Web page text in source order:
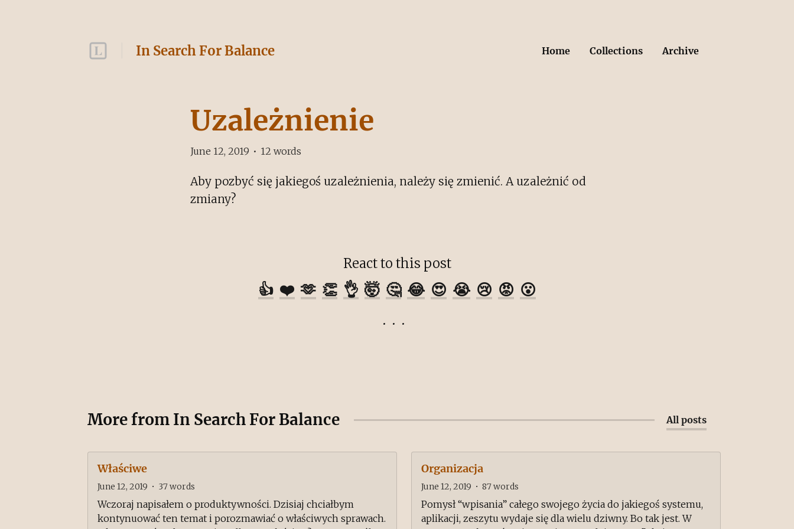
In Search For Balance Home Collections Archive
Uzależnienie
June 12, 2019 • 12 words
Aby pozbyć się jakiegoś uzależnienia, należy się zmienić. A uzależnić od
zmiany?
React to this post
👍 ❤️ 🫶 👏 👌 🤯 🤔 😂 😍 😭 😢 😡 😮
More from In Search For Balance All posts
Właściwe
June 12, 2019 • 37words
Wczoraj napisałem o produktywności. Dzisiaj chciałbym
kontynuować ten temat i porozmawiać o właściwych sprawach.
Organizacja
June 12, 2019 • 87words
Pomysł “wpisania” całego swojego życia do jakiegoś systemu,
aplikacji, zeszytu wydaje się dla wielu dziwny. Bo tak jest. W